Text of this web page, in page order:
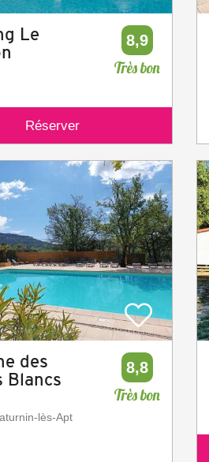
Le
8,9
Très bon
Réserver
des
Blancs
lès-Apt
8,8
Très bon